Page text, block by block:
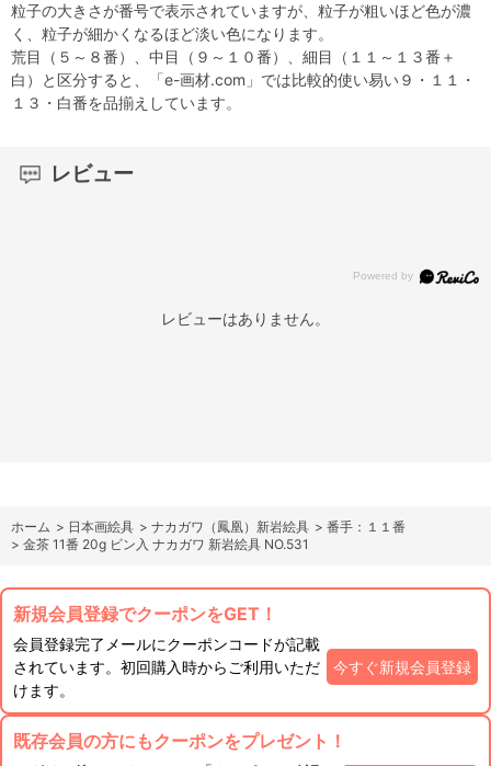
粒子の大きさが番号で表示されていますが、粒子が粗いほど色が濃
く、粒子が細かくなるほど淡い色になります。
荒目（５～８番）、中目（９～１０番）、細目（１１～１３番＋
白）と区分すると、「e-画材.com」では比較的使い易い９・１１・
１３・白番を品揃えしています。
レビュー
レビューはありません。
ホーム > 日本画絵具 > ナカガワ（鳳凰）新岩絵具 > 番手：１１番
> 金茶 11番 20g ビン入 ナカガワ 新岩絵具 NO.531
新規会員登録でクーポンをGET！
会員登録完了メールにクーポンコードが記載
されています。初回購入時からご利用いただ
けます。
今すぐ新規会員登録
既存会員の方にもクーポンをプレゼント！